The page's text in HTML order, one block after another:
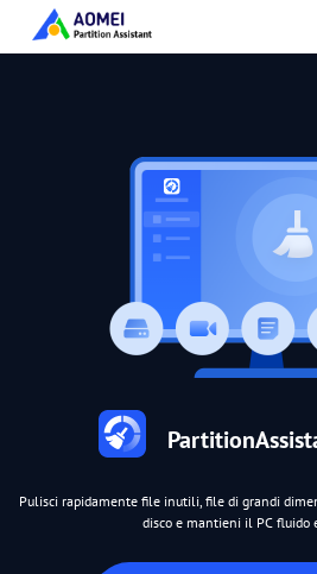
Pulisci rapidamente file inutili, file di grandi
disco e mantieni il PC fluido